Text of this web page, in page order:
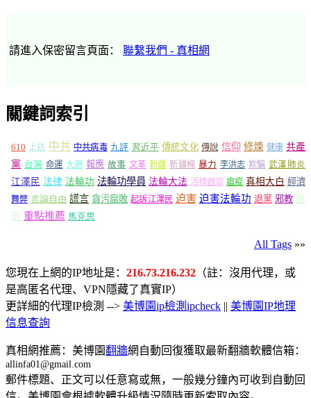
請進入保密留言頁面： 聯繫我們 - 真相網
關鍵詞索引
610 上訪 中共 中共病毒 九評 習近平 傳統文化 傳說 信仰 修煉 健康 共產
黨 台灣 命運 大選 報應 故事 文革 新疆 新疆棉 暴力 李洪志 欺騙 武漢肺炎
江澤民 法律 法輪功 法輪功學員 法輪大法 活摘器官 瘟疫 真相大白 經濟
舞弊 言論自由 謊言 貪污腐敗 起訴江澤民 迫害 迫害法輪功 退黨 邪教 酷
刑
重點推薦 馬克思
All Tags »»
您現在上網的IP地址是： 216.73.216.232 （註：沒用代理，或
是高匿名代理、VPN隱藏了真實IP）
更詳細的代理IP檢測 --> 美博園ip檢測ipcheck || 美博園IP地理
信息查詢
真相網推薦：美博園翻牆網自動回復獲取最新翻牆軟體信箱：
allinfa01@gmail.com
郵件標題、正文可以任意寫或無，一般幾分鐘內可收到自動回